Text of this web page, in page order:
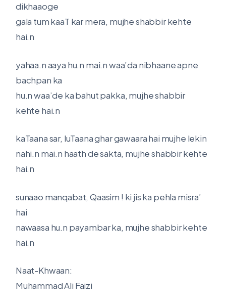
dikhaaoge
gala tum kaaT kar mera, mujhe shabbir kehte
hai.n
yahaa.n aaya hu.n mai.n waa’da nibhaane apne
bachpan ka
hu.n waa’de ka bahut pakka, mujhe shabbir
kehte hai.n
kaTaana sar, luTaana ghar gawaara hai mujhe lekin
nahi.n mai.n haath de sakta, mujhe shabbir kehte
hai.n
sunaao manqabat, Qaasim ! ki jis ka pehla misra’
hai
nawaasa hu.n payambar ka, mujhe shabbir kehte
hai.n
Naat-Khwaan:
Muhammad Ali Faizi